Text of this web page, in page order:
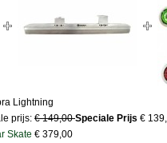
Lightning
prijs: € 149,00Speciale Prijs €
Skate € 379,00